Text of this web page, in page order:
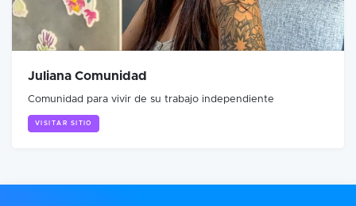
Juliana Comunidad
Comunidad para vivir de su trabajo independiente
VISITAR SITIO